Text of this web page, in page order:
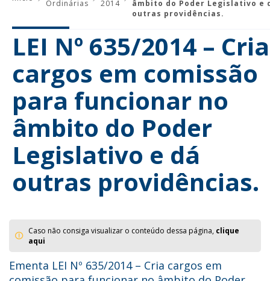
Ordinárias
2014
âmbito do Poder Legislativo e
outras providências.
LEI Nº 635/2014 – Cria
cargos em comissão
para funcionar no
âmbito do Poder
Legislativo e dá
outras providências.
Caso não consiga visualizar o conteúdo dessa página, clique
aqui
Ementa LEI Nº 635/2014 – Cria cargos em